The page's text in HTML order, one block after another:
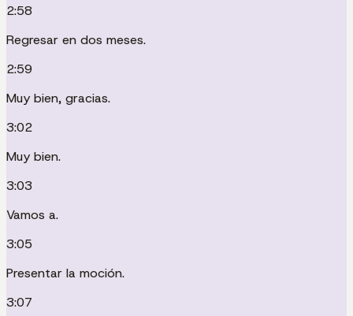
2:58
Regresar en dos meses.
2:59
Muy bien, gracias.
3:02
Muy bien.
3:03
Vamos a.
3:05
Presentar la moción.
3:07